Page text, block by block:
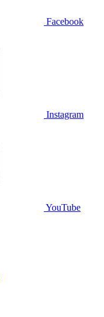
Facebook
Instagram
YouTube